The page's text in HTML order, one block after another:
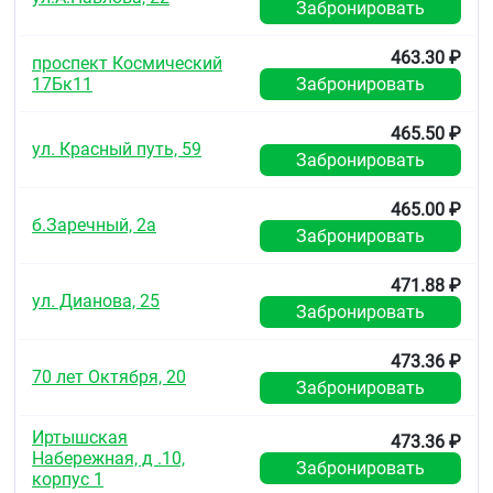
препаратами не выявлено.
Возможно одновременное применение препарата с
другими местными противомикробными
средствами.
Препарат можно применять людям с сахарным
диабетом (не содержит сахара).
Рекомендуется принимать препарат максимально
возможным коротким курсом и в минимальной
В состав препарата входят изомальтоза и сироп
При сохранении симптомов или при появлении
следует обратиться к врачу.
Влияние на способность управлять
Забронировать
проспект Космический
17Бк11
463.30 ₽
Забронировать
ул. Красный путь, 59
465.50 ₽
Забронировать
б.Заречный, 2а
465.00 ₽
Забронировать
ул. Дианова, 25
471.88 ₽
Забронировать
70 лет Октября, 20
473.36 ₽
Забронировать
Иртышская
Набережная, д .10,
корпус 1
473.36 ₽
Забронировать